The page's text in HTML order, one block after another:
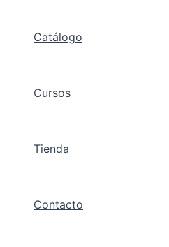
Catálogo
Cursos
Tienda
Contacto